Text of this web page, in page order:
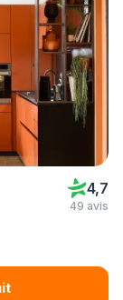
4,7
49 avis